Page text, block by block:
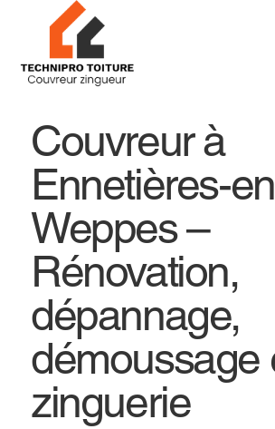
Couvreur à
Ennetières-
Weppes –
Rénovation,
dépannage,
démoussage
zinguerie